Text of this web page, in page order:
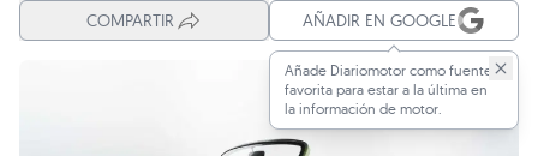
COMPARTIR AÑADIR EN GOOGLE
Añade Diariomotor como fuente
favorita para estar a la última en
la información de motor.